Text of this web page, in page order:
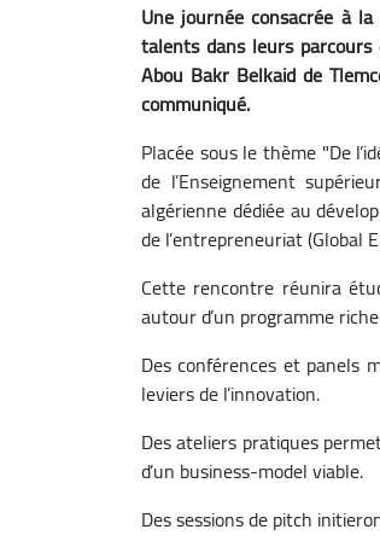
Une journée consacrée à
talents dans leurs parcours
Abou Bakr Belkaid de
communiqué.
Placée sous le thème "De
de l’Enseignement
algérienne dédiée au
de l’entrepreneuriat (Global
Cette rencontre réunira
autour d’un programme
Des conférences et panels
leviers de l’innovation.
Des ateliers pratiques
d’un business-model viable.
Des sessions de pitch